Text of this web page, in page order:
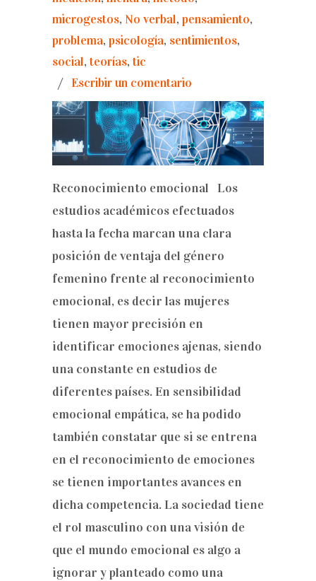
microgestos, No verbal, pensamiento,
problema, psicología, sentimientos,
social,teorías,tic
/ Escribir un comentario
Reconocimiento emocional Los
estudios académicos efectuados
hasta la fecha marcan una clara
posición de ventaja del género
femenino frente al reconocimiento
emocional, es decir las mujeres
tienen mayor precisión en
identificar emociones ajenas, siendo
una constante en estudios de
diferentes países. En sensibilidad
emocional empática, se ha podido
también constatar que si se entrena
en el reconocimiento de emociones
se tienen importantes avances en
dicha competencia. La sociedad tiene
el rol masculino con una visión de
que el mundo emocional es algo a
ignorar y planteado como una